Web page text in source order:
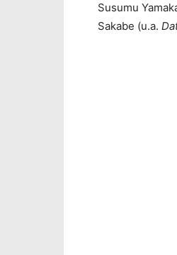
Susumu
Sakabe (u.a.